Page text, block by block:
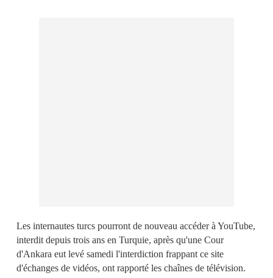
Les internautes turcs pourront de nouveau accéder à YouTube,
interdit depuis trois ans en Turquie, après qu'une Cour
d'Ankara eut levé samedi l'interdiction frappant ce site
d'échanges de vidéos, ont rapporté les chaînes de télévision.